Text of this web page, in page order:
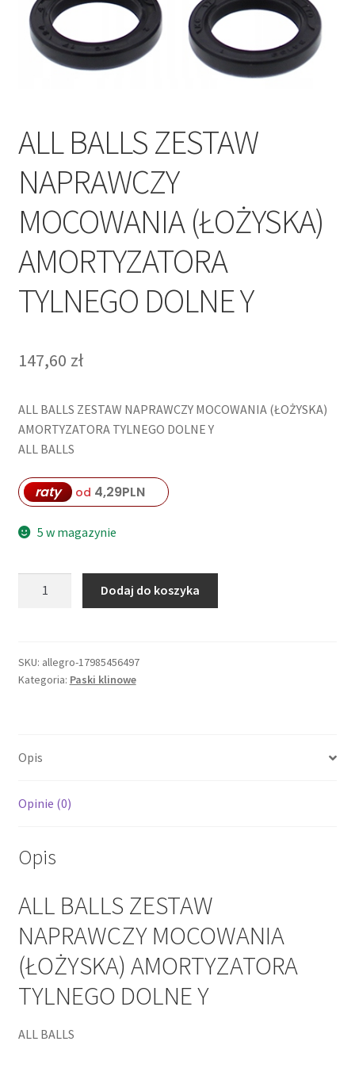
ALL BALLS ZESTAW
NAPRAWCZY
MOCOWANIA (ŁOŻYSKA)
AMORTYZATORA
TYLNEGO DOLNE Y
147,60 zł
ALL BALLS ZESTAW NAPRAWCZY MOCOWANIA (ŁOŻYSKA)
AMORTYZATORA TYLNEGO DOLNE Y
ALL BALLS
raty od 4,29PLN
5 w magazynie
NAPRAWCZY
MOCOWANIA
DOLNE
Dodaj do koszyka
SKU: allegro-17985456497
Kategoria: Paski klinowe
Opis
Opinie (0)
Opis
ALL BALLS ZESTAW
NAPRAWCZY MOCOWANIA
(ŁOŻYSKA) AMORTYZATORA
TYLNEGO DOLNE Y
ALL BALLS